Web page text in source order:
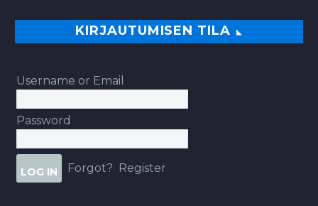
KIRJAUTUMISEN TILA
Username or Email
Password
Forgot? Register